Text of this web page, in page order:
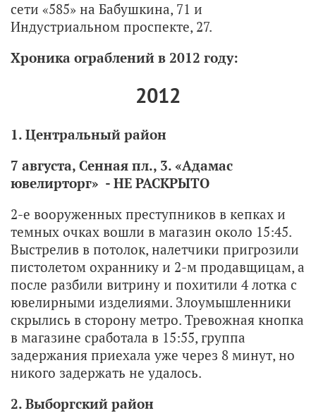
сети «585» на Бабушкина, 71 и
Индустриальном проспекте, 27.
Хроника ограблений в 2012 году:
2012
1. Центральный район
7 августа, Сенная пл., 3. «Адамас
ювелирторг» - НЕ РАСКРЫТО
2-е вооруженных преступников в кепках и
темных очках вошли в магазин около 15:45.
Выстрелив в потолок, налетчики пригрозили
пистолетом охраннику и 2-м продавщицам, а
после разбили витрину и похитили 4 лотка с
ювелирными изделиями. Злоумышленники
скрылись в сторону метро. Тревожная кнопка
в магазине сработала в 15:55, группа
задержания приехала уже через 8 минут, но
никого задержать не удалось.
2. Выборгский район